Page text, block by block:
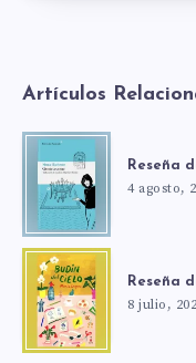
Artículos
Reseña
4 agosto,
Reseña
8 julio,